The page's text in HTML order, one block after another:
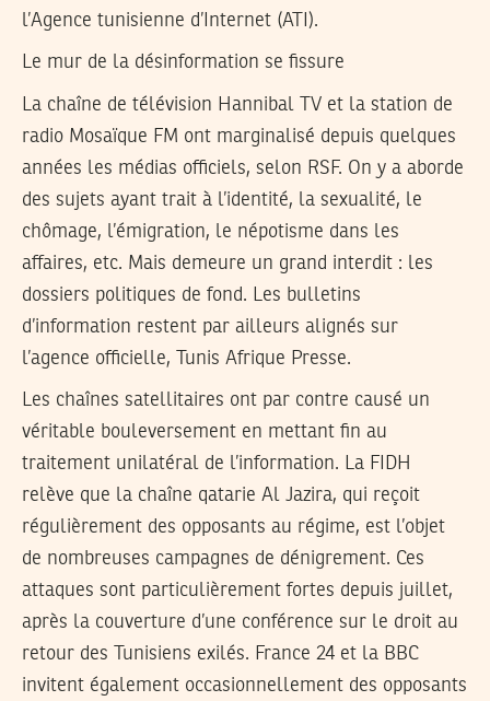
l’Agence tunisienne d’Internet (ATI).
Le mur de la désinformation se fissure
La chaîne de télévision Hannibal TV et la station de
radio Mosaïque FM ont marginalisé depuis quelques
années les médias officiels, selon RSF. On y a aborde
des sujets ayant trait à l’identité, la sexualité, le
chômage, l’émigration, le népotisme dans les
affaires, etc. Mais demeure un grand interdit : les
dossiers politiques de fond. Les bulletins
d’information restent par ailleurs alignés sur
l’agence officielle, Tunis Afrique Presse.
Les chaînes satellitaires ont par contre causé un
véritable bouleversement en mettant fin au
traitement unilatéral de l’information. La FIDH
relève que la chaîne qatarie Al Jazira, qui reçoit
régulièrement des opposants au régime, est l’objet
de nombreuses campagnes de dénigrement. Ces
attaques sont particulièrement fortes depuis juillet,
après la couverture d’une conférence sur le droit au
retour des Tunisiens exilés. France 24 et la BBC
invitent également occasionnellement des opposants